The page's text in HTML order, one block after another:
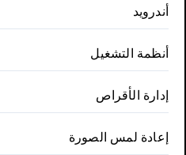
أندرويد
أنظمة التشغيل
إدارة الأقراص
إعادة لمس الصورة